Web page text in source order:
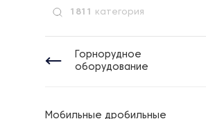
1811 категория
Горнорудное
оборудование
Мобильные дробильные